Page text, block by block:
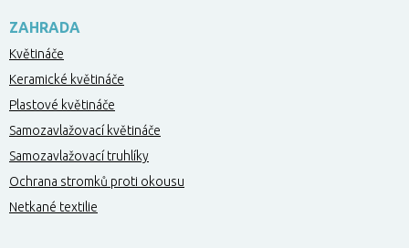
ZAHRADA
Květináče
Keramické květináče
Plastové květináče
Samozavlažovací květináče
Samozavlažovací truhlíky
Ochrana stromků proti okousu
Netkané textilie